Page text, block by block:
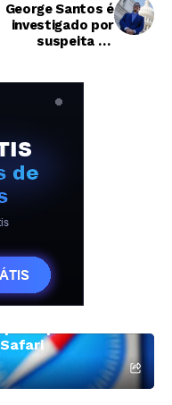
George Santos é
investigado por
suspeita de
—
expõe